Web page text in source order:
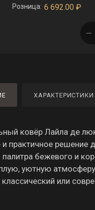
Розница: 6 692.00 ₽
ХАРАКТЕРИСТИКИ
ковёр Лайла де
и практичное решение
палитра бежевого и
уютную
или